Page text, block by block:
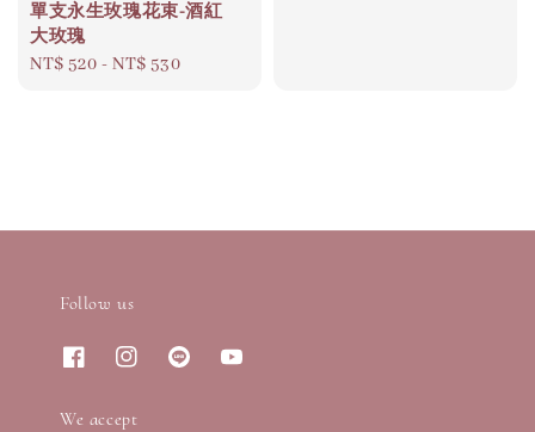
單支永生玫瑰花束-酒紅
大玫瑰
Regular
NT$ 520 -NT$ 530
Follow us
We accept